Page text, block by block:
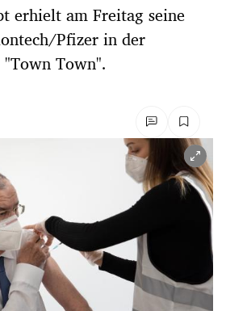
erhielt am Freitag seine
Pfizer in der
Town".
schließen